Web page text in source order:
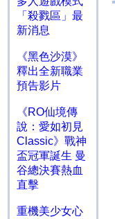
「殺戮區」最
新消息
《黑色沙漠》
釋出全新職業
預告影片
《RO仙境傳
說：愛如初見
Classic》戰神
盃冠軍誕生 曼
谷總決賽熱血
直擊
重機美少女心